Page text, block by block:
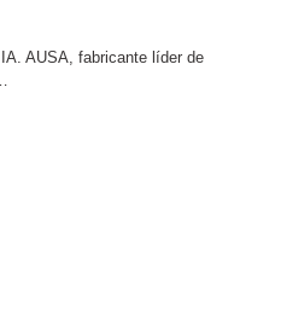
AUSA, fabricante líder de